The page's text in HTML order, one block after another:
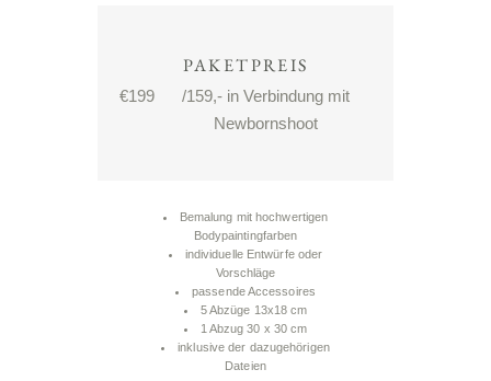
PAKETPREIS
€199
/159,- in Verbindung mit
Newbornshoot
Bemalung mit hochwertigen
Bodypaintingfarben
individuelle Entwürfe oder
Vorschläge
passende Accessoires
5 Abzüge 13x18 cm
1 Abzug 30 x 30 cm
inklusive der dazugehörigen
Dateien